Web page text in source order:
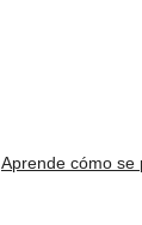
Aprende cómo se